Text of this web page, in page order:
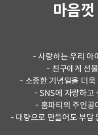
마음
- 사랑하는 우리 아
- 친구에게 선
- 소중한 기념일을 더
- SNS에 자랑하고
- 홈파티의 주인공
- 대량으로 만들어도 부담